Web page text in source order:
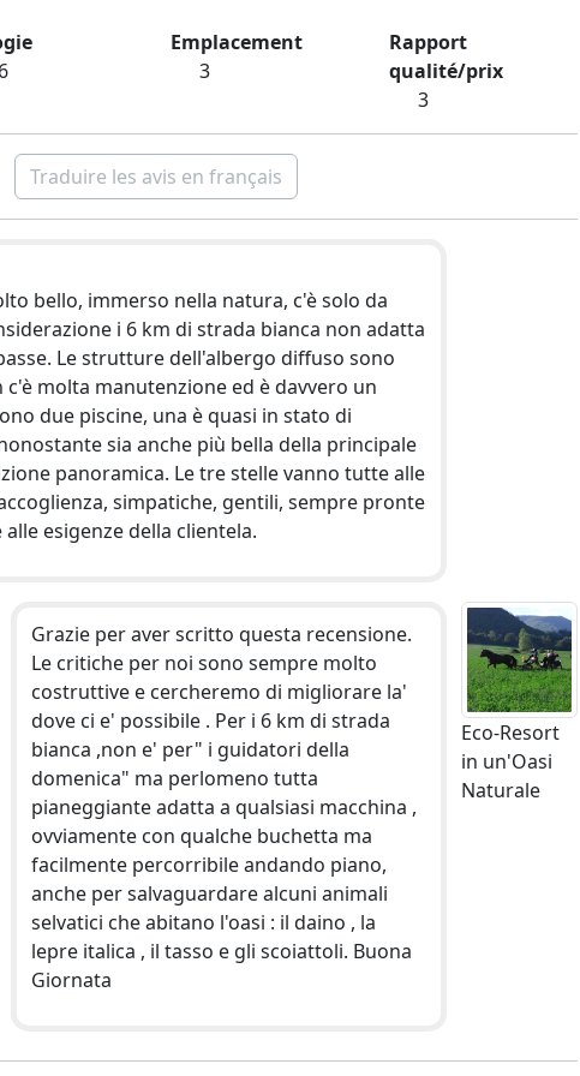
de La Casella aux gares et aéroports
Emplacement
3
Rapport
qualité/prix
3
Traduire les avis en français
bello, immerso nella natura, c'è solo da
i 6 km di strada bianca non adatta
Le strutture dell'albergo diffuso sono
c'è molta manutenzione ed è davvero un
due piscine, una è quasi in stato di
sia anche più bella della principale
panoramica. Le tre stelle vanno tutte alle
simpatiche, gentili, sempre pronte
esigenze della clientela.
Grazie per aver scritto questa recensione.
Le critiche per noi sono sempre molto
costruttive e cercheremo di migliorare la'
dove ci e' possibile . Per i 6 km di strada
bianca ,non e' per" i guidatori della
domenica" ma perlomeno tutta
pianeggiante adatta a qualsiasi macchina ,
ovviamente con qualche buchetta ma
facilmente percorribile andando piano,
anche per salvaguardare alcuni animali
selvatici che abitano l'oasi : il daino , la
lepre italica , il tasso e gli scoiattoli. Buona
Giornata
Eco-Resort
in un'Oasi
Naturale